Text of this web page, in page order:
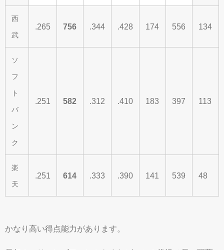
西
武
.265 756 .344 .428 174 556 134
ソ
フ
ト
バ
ン
ク
.251 582 .312 .410 183 397 113
楽
天
.251 614 .333 .390 141 539 48
かなり高い得点能力があります。